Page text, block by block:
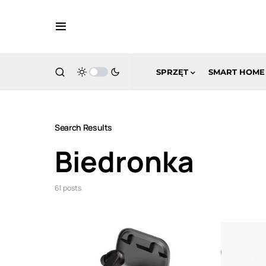
SPRZĘT SMART HOME
Search Results
Biedronka
61 posts